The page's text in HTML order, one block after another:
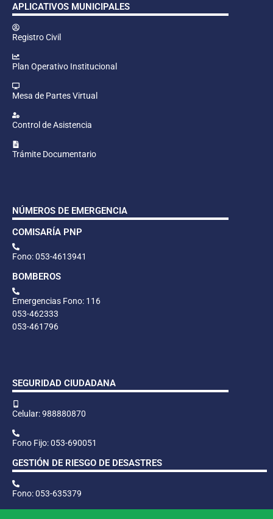
APLICATIVOS MUNICIPALES
Registro Civil
Plan Operativo Institucional
Mesa de Partes Virtual
Control de Asistencia
Trámite Documentario
NÚMEROS DE EMERGENCIA
COMISARÍA PNP
Fono: 053-4613941
BOMBEROS
Emergencias Fono: 116
053-462333
053-461796
SEGURIDAD CIUDADANA
Celular: 988880870
Fono Fijo: 053-690051
GESTIÓN DE RIESGO DE DESASTRES
Fono: 053-635379